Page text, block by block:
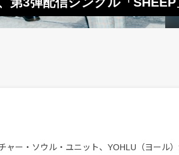
ャー・ソウル・ユニット、YOHLU（ヨール